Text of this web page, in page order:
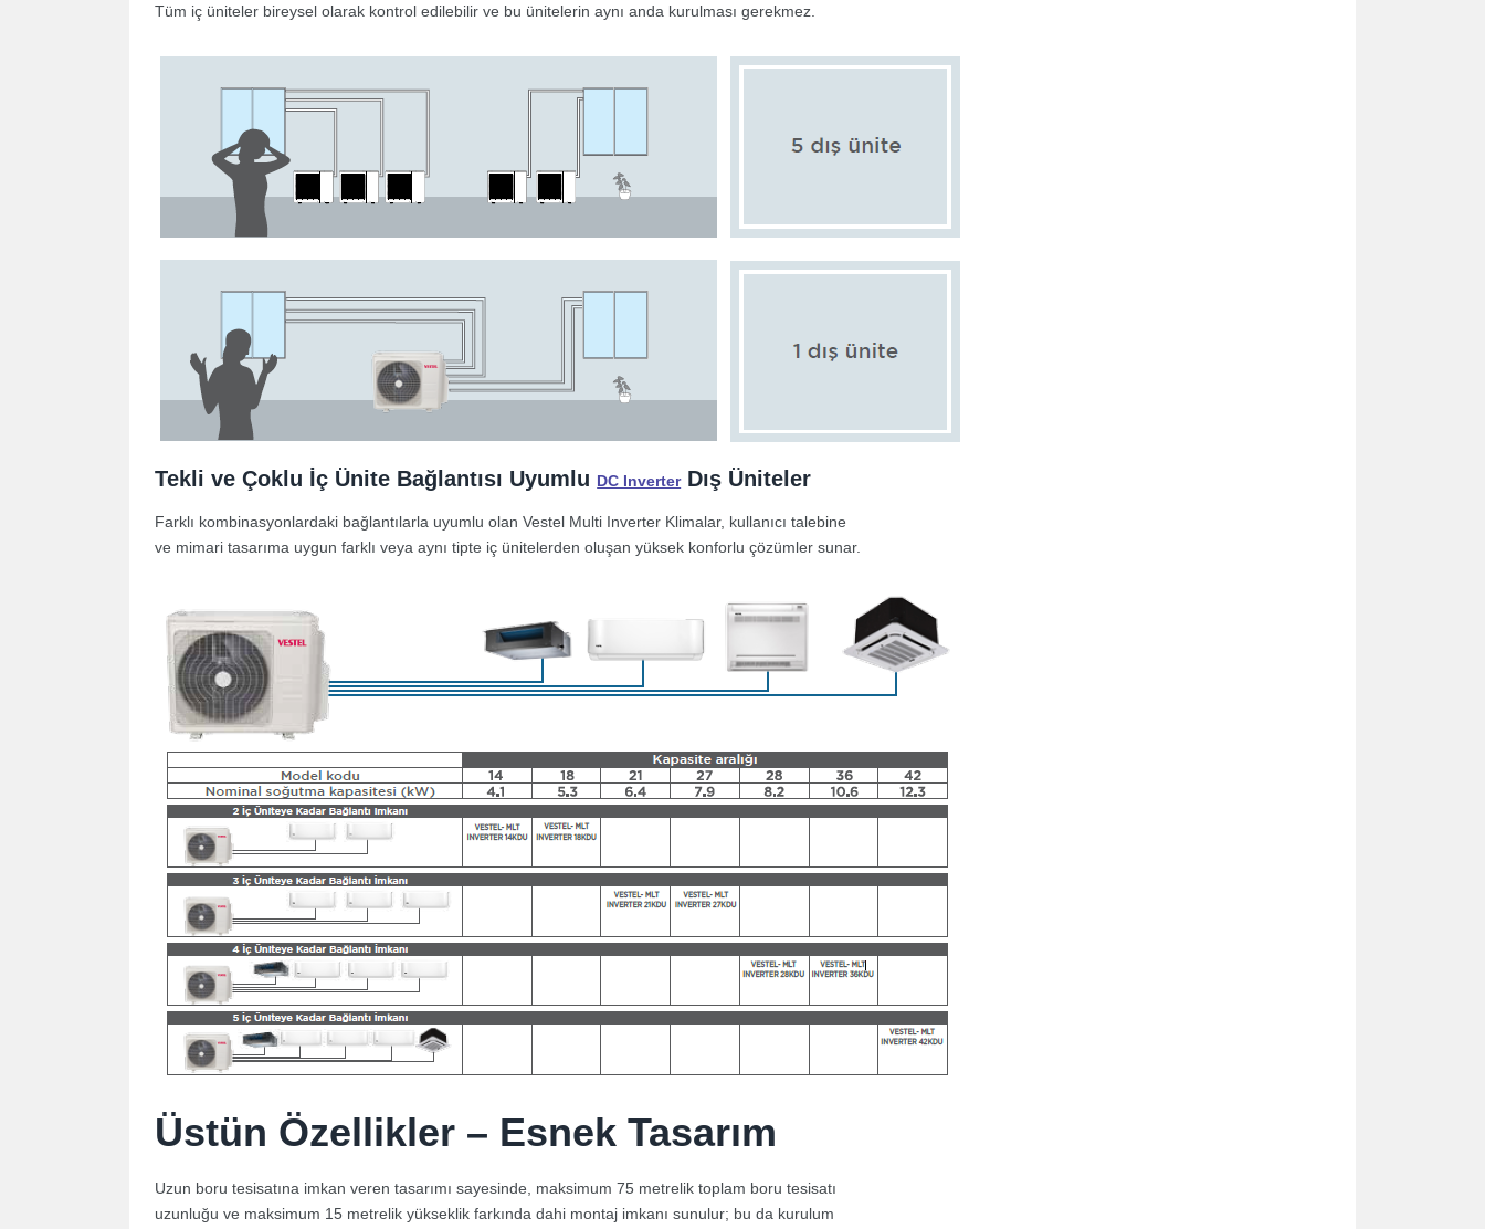
Tüm iç üniteler bireysel olarak kontrol edilebilir ve bu ünitelerin aynı anda kurulması gerekmez.
Tekli ve Çoklu İç Ünite Bağlantısı Uyumlu DC InverterDış Üniteler
Farklı kombinasyonlardaki bağlantılarla uyumlu olan Vestel Multi Inverter Klimalar, kullanıcı talebine
ve mimari tasarıma uygun farklı veya aynı tipte iç ünitelerden oluşan yüksek konforlu çözümler sunar.
Üstün Özellikler – Esnek Tasarım
Uzun boru tesisatına imkan veren tasarımı sayesinde, maksimum 75 metrelik toplam boru tesisatı
uzunluğu ve maksimum 15 metrelik yükseklik farkında dahi montaj imkanı sunulur; bu da kurulum